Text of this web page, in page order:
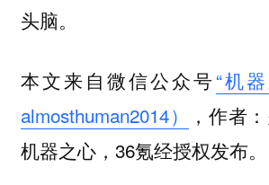
头脑。
本文来自微信公众号“机
almosthuman2014）
，作者
机器之心，36氪经授权发布。